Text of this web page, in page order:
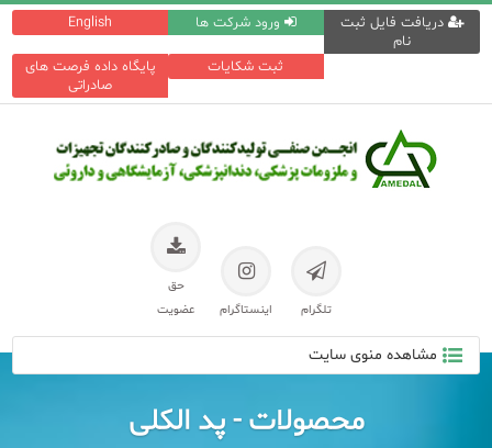
English ورود شرکت ها
دریافت فایل ثبت
نام
پایگاه داده فرصت های
صادراتی
ثبت شکایات
تلگرام اینستاگرام
حق
عضویت
مشاهده منوی سایت
محصولات - پد الکلی